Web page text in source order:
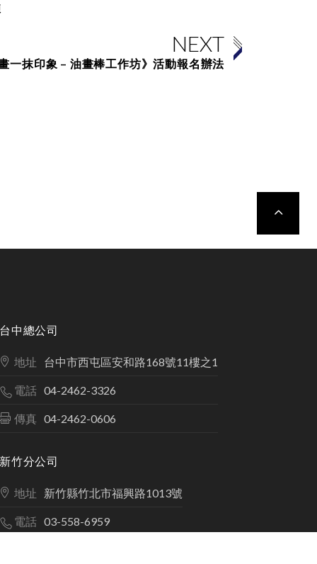
NEXT
畫一抹印象 – 油畫棒工作坊》活動報名辦法
台中總公司
地址 台中市西屯區安和路168號11樓之1
電話 04-2462-3326
傳真 04-2462-0606
新竹分公司
地址 新竹縣竹北市福興路1013號
電話 03-558-6959